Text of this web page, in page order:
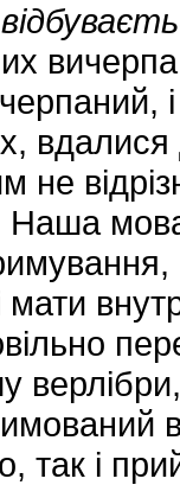
вдалися
не
Наша
мати
так і